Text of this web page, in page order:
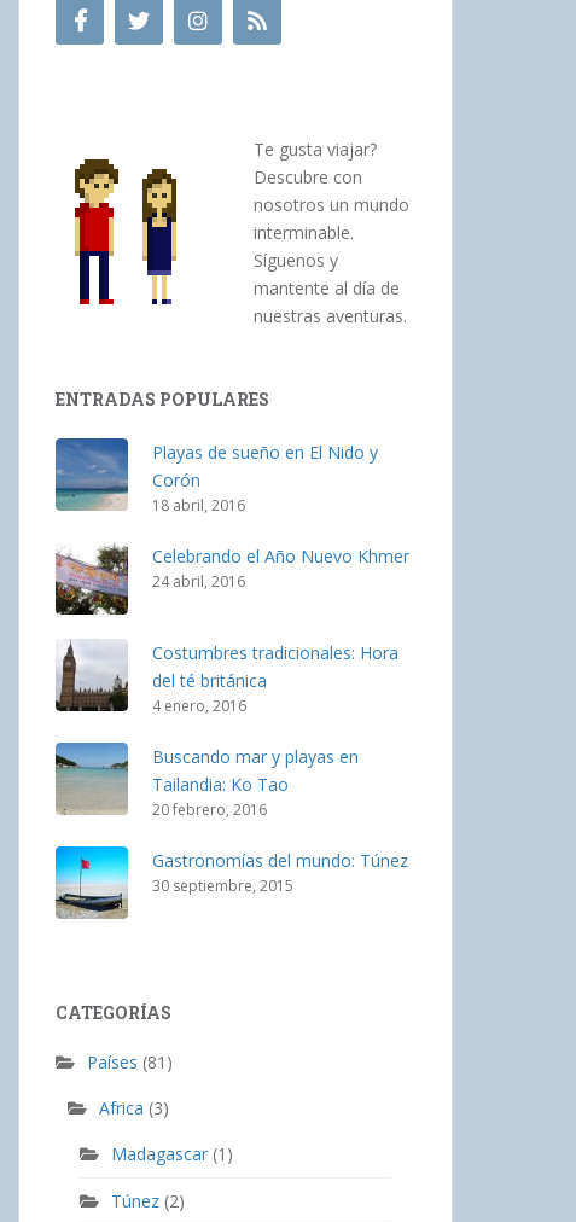
Te gusta viajar?
Descubre con
nosotros un mundo
interminable.
Síguenos y
mantente al día de
nuestras aventuras.
ENTRADAS POPULARES
Playas de sueño en El Nido y
Corón
18 abril, 2016
Celebrando el Año Nuevo Khmer
24 abril, 2016
Costumbres tradicionales: Hora
del té británica
4 enero, 2016
Buscando mar y playas en
Tailandia: Ko Tao
20 febrero, 2016
Gastronomías del mundo: Túnez
30 septiembre, 2015
CATEGORÍAS
Países (81)
Africa (3)
Madagascar (1)
Túnez (2)